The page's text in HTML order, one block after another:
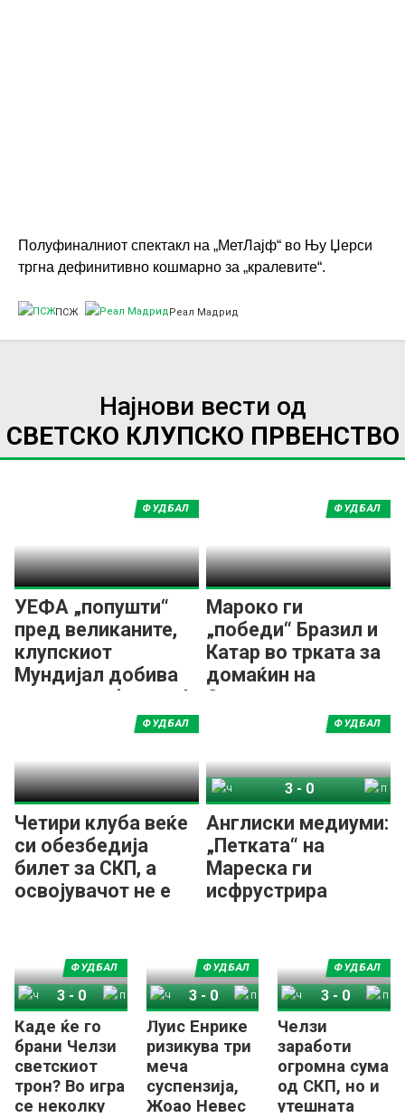
Полуфиналниот спектакл на „МетЛајф“ во Њу Џерси
тргна дефинитивно кошмарно за „кралевите“.
ПСЖ Реал Мадрид
Најнови вести од
СВЕТСКО КЛУПСКО ПРВЕНСТВО
УЕФА „попушти“
пред великаните,
клупскиот
Мундијал добива
проширен формат!
ФУДБАЛ
Мароко ги
„победи“ Бразил и
Катар во трката за
домаќин на
Светско клупско
првенство во
ФУДБАЛ
Четири клуба веќе
си обезбедија
билет за СКП, а
освојувачот не е
ФУДБАЛ
Англиски медиуми:
„Петката“ на
Мареска ги
исфрустрира
ФУДБАЛ
3-0
Каде ќе го
брани Челзи
светскиот
трон? Во игра
се неколку
ФУДБАЛ
Челзи
3 - 0
Луис Енрике
ризикува три
меча
суспензија,
Жоао Невес
ФУДБАЛ
Челзи
3- 0
ПСЖ
Челзи
заработи
огромна сума
од СКП, но и
утешната
ФУДБАЛ
Челзи
3- 0